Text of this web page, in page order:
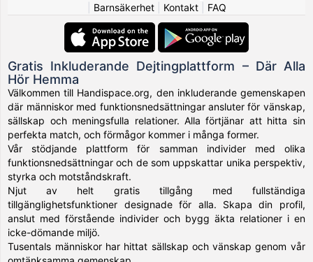
Barnsäkerhet| Kontakt| FAQ
Gratis Inkluderande Dejtingplattform – Där Alla
Hör Hemma
Välkommen till Handispace.org, den inkluderande gemenskapen
där människor med funktionsnedsättningar ansluter för vänskap,
sällskap och meningsfulla relationer. Alla förtjänar att hitta sin
perfekta match, och förmågor kommer i många former.
Vår stödjande plattform för samman individer med olika
funktionsnedsättningar och de som uppskattar unika perspektiv,
styrka och motståndskraft.
Njut av helt gratis tillgång med fullständiga
tillgänglighetsfunktioner designade för alla. Skapa din profil,
anslut med förstående individer och bygg äkta relationer i en
icke-dömande miljö.
Tusentals människor har hittat sällskap och vänskap genom vår